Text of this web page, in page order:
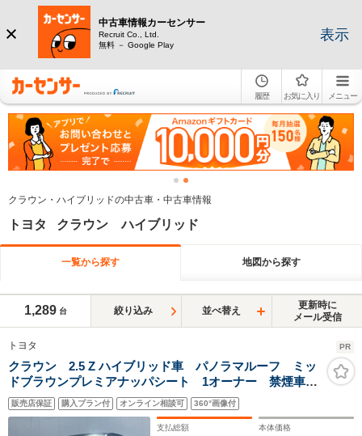
中古車情報カーセンサー
Recruit Co., Ltd.
無料 － Google Play
表示
履歴 お気に入り メニュー
クラウン・ハイブリッドの中古車・中古車情報
トヨタ クラウン ハイブリッド
一覧から探す 地図から探す
1,289 台 絞り込み 並べ替え
更新時に
メール受信
トヨタ PR
クラウン 2.5 Z ハイブリッド車 パノラマルーフ ミッ
ドブラウンプレミアナッパシート 1オーナー 禁煙車
メーカーナビ パノラミックビュー 全席シートベンチ
レーション 4眼LEDヘッド ハンズフリーパワートラン
販売店保証 購入プラン付 オンライン相談可 360°画像付
支払総額 本体価格